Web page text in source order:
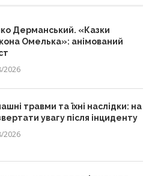
Дерманський. «Казки
Омелька»: анімований
2026
травми та їхні наслідки: на
увагу після інциденту
2026